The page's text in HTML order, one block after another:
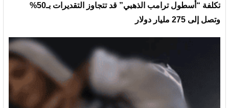
تكلفة “أسطول ترامب الذهبي” قد تتجاوز التقديرات بـ50%
وتصل إلى 275 مليار دولار